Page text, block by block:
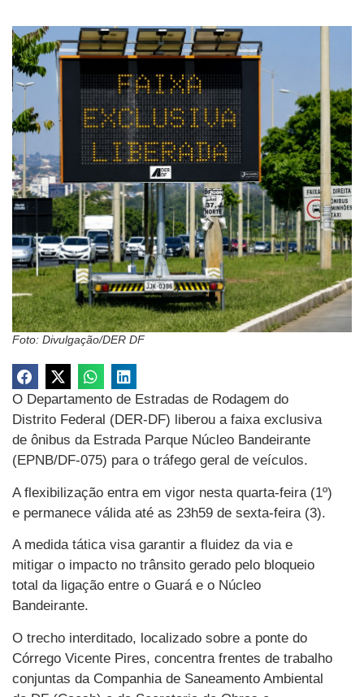
Foto: Divulgação/DER DF
O Departamento de Estradas de Rodagem do
Distrito Federal (DER-DF) liberou a faixa exclusiva
de ônibus da Estrada Parque Núcleo Bandeirante
(EPNB/DF-075) para o tráfego geral de veículos.
A flexibilização entra em vigor nesta quarta-feira (1º)
e permanece válida até as 23h59 de sexta-feira (3).
A medida tática visa garantir a fluidez da via e
mitigar o impacto no trânsito gerado pelo bloqueio
total da ligação entre o Guará e o Núcleo
Bandeirante.
O trecho interditado, localizado sobre a ponte do
Córrego Vicente Pires, concentra frentes de trabalho
conjuntas da Companhia de Saneamento Ambiental